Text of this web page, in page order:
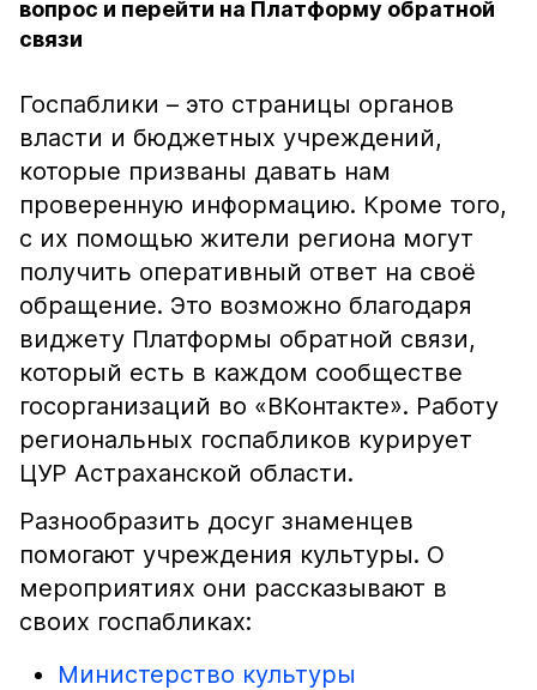
вопрос и перейти на Платформу обратной
связи
Госпаблики – это страницы органов
власти и бюджетных учреждений,
которые призваны давать нам
проверенную информацию. Кроме того,
с их помощью жители региона могут
получить оперативный ответ на своё
обращение. Это возможно благодаря
виджету Платформы обратной связи,
который есть в каждом сообществе
госорганизаций во «ВКонтакте». Работу
региональных госпабликов курирует
ЦУР Астраханской области.
Разнообразить досуг знаменцев
помогают учреждения культуры. О
мероприятиях они рассказывают в
своих госпабликах:
Министерство культуры